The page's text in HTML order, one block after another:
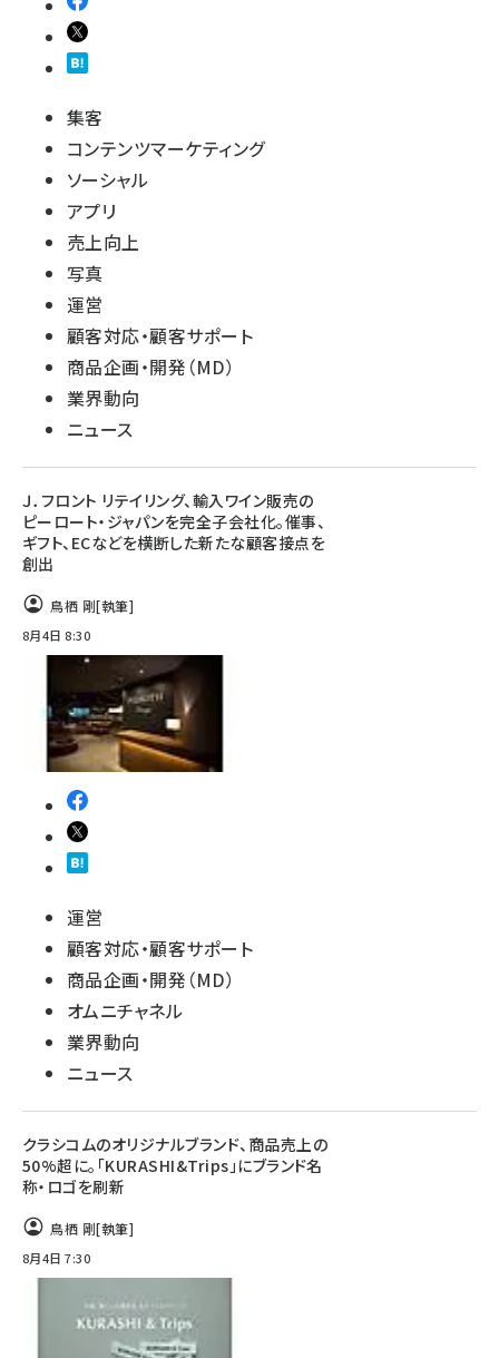
集客
コンテンツマーケティング
ソーシャル
アプリ
売上向上
写真
運営
顧客対応・顧客サポート
商品企画・開発（MD）
業界動向
ニュース
Ｊ．フロント リテイリング、輸入ワイン販売の
ピーロート・ジャパンを完全子会社化。催事、
ギフト、ECなどを横断した新たな顧客接点を
創出
鳥栖 剛[執筆]
8月4日 8:30
運営
顧客対応・顧客サポート
商品企画・開発（MD）
オムニチャネル
業界動向
ニュース
クラシコムのオリジナルブランド、商品売上の
50%超に。「KURASHI&Trips」にブランド名
称・ロゴを刷新
鳥栖 剛[執筆]
8月4日 7:30